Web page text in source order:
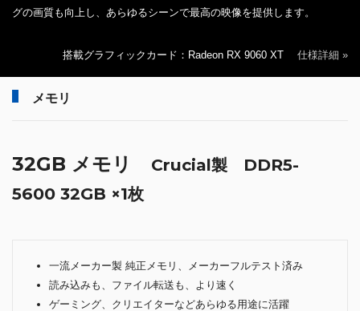
グの画質も向上し、あらゆるシーンで最高の映像を提供します。
搭載グラフィックカード：Radeon RX 9060 XT 仕様詳細 »
メモリ
32GB メモリ
Crucial製 DDR5-
5600 32GB ×1枚
一流メーカー製 純正メモリ、メーカーフルテスト済み
読み込みも、ファイル転送も、より速く
ゲーミング、クリエイターなどあらゆる用途に活躍